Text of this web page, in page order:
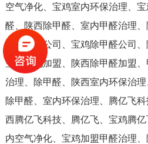
空气净化、宝鸡室内环保治理、
醛、陕西除甲醛、室内甲醛治理
甲醛治理公司、宝鸡除甲醛公司
空气净化加盟、陕西除甲醛加盟
治理、除甲醛、陕西室内环保治
除甲醛、室内环保治理、腾亿飞
西腾亿飞科技、腾亿飞、宝鸡腾
内空气净化、宝鸡加盟甲醛治理